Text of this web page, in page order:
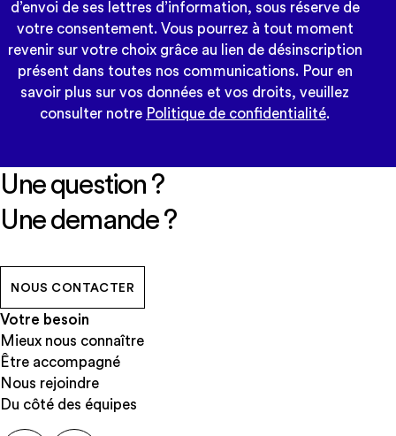
d’envoi de ses lettres d’information, sous réserve de
votre consentement. Vous pourrez à tout moment
revenir sur votre choix grâce au lien de désinscription
présent dans toutes nos communications. Pour en
savoir plus sur vos données et vos droits, veuillez
consulter notre Politique de confidentialité.
Une question ?
Une demande ?
NOUS CONTACTER
Votre besoin
Mieux nous connaître
Être accompagné
Nous rejoindre
Du côté des équipes